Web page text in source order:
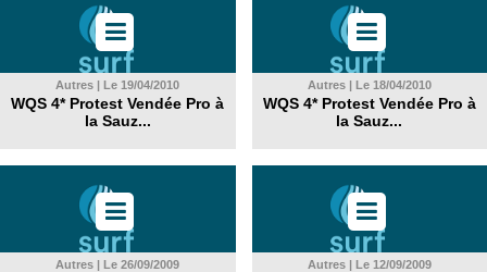
Autres | Le 19/04/2010
WQS 4* Protest Vendée Pro à
la Sauz...
Autres | Le 18/04/2010
WQS 4* Protest Vendée Pro à
la Sauz...
Autres | Le 26/09/2009 Autres | Le 12/09/2009